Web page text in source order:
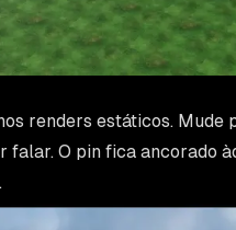
renders estáticos. Mude
falar. O pin fica ancorado